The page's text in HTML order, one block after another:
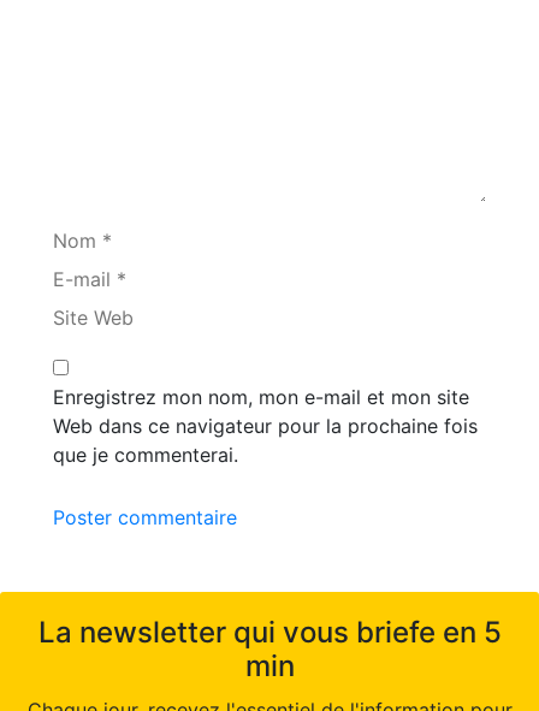
Nom *
E-mail *
Site Web
Enregistrez mon nom, mon e-mail et mon site
Web dans ce navigateur pour la prochaine fois
que je commenterai.
Poster commentaire
La newsletter qui vous briefe en 5
min